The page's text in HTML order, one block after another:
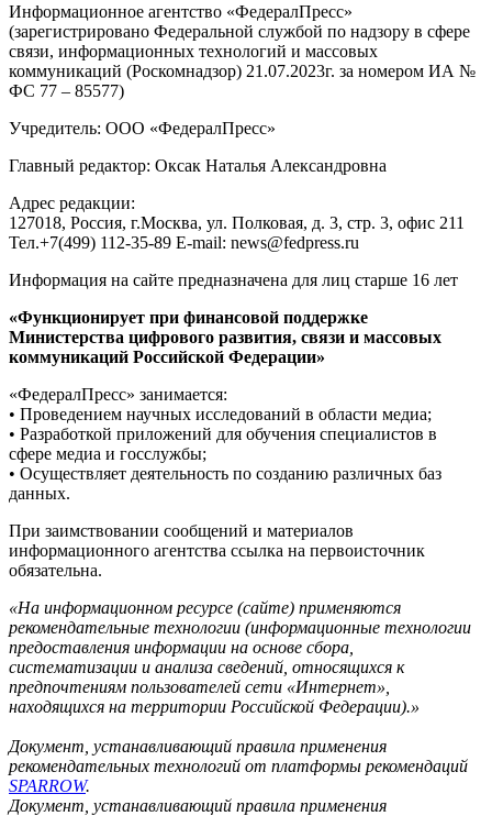
Информационное агентство «ФедералПресс»
(зарегистрировано Федеральной службой по надзору в сфере
связи, информационных технологий и массовых
коммуникаций (Роскомнадзор) 21.07.2023г. за номером ИА №
ФС 77 – 85577)
Учредитель: ООО «ФедералПресс»
Главный редактор: Оксак Наталья Александровна
Адрес редакции:
127018, Россия, г.Москва, ул. Полковая, д. 3, стр. 3, офис 211
Тел.+7(499) 112-35-89 E-mail: news@fedpress.ru
Информация на сайте предназначена для лиц старше 16 лет
«Функционирует при финансовой поддержке
Министерства цифрового развития, связи и массовых
коммуникаций Российской Федерации»
«ФедералПресс» занимается:
• Проведением научных исследований в области медиа;
• Разработкой приложений для обучения специалистов в
сфере медиа и госслужбы;
• Осуществляет деятельность по созданию различных баз
данных.
При заимствовании сообщений и материалов
информационного агентства ссылка на первоисточник
обязательна.
«На информационном ресурсе (сайте) применяются
рекомендательные технологии (информационные технологии
предоставления информации на основе сбора,
систематизации и анализа сведений, относящихся к
предпочтениям пользователей сети «Интернет»,
находящихся на территории Российской Федерации).»
Документ, устанавливающий правила применения
рекомендательных технологий от платформы рекомендаций
SPARROW.
Документ, устанавливающий правила применения